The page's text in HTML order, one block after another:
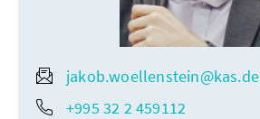
jakob.woellenstein@kas.de
+995 32 2 459112